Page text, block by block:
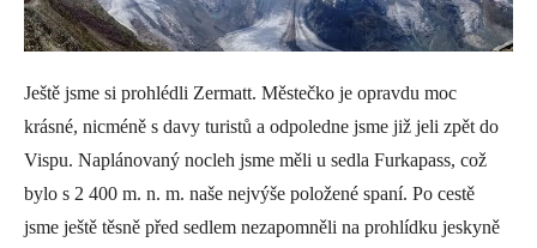
Ještě jsme si prohlédli Zermatt. Městečko je opravdu moc
krásné, nicméně s davy turistů a odpoledne jsme již jeli zpět do
Vispu. Naplánovaný nocleh jsme měli u sedla Furkapass, což
bylo s 2 400 m. n. m. naše nejvýše položené spaní. Po cestě
jsme ještě těsně před sedlem nezapomněli na prohlídku jeskyně